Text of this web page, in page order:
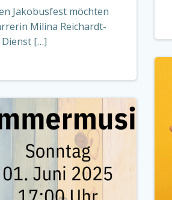
Jakobusfest möchten
Milina Reichardt-
[…]